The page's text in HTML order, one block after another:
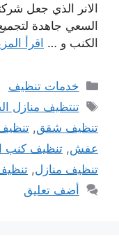
الانر الذي جعل
السعي جاهدة
الكنب و … اقرأ
التصنيفات
خدمات تنظيف
الوسوم
تنتظيف منازل
تنظيف شقق,
عفش, تنظيف كنب
تنظيف منازل,
أضف تعليق